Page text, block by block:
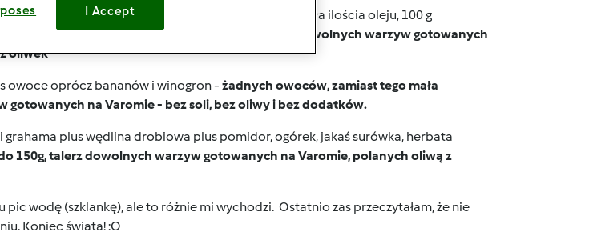
mięsa drobiowego gotowanego na parze lub z mała ilościa oleju, 100 g
ilość mięsa do 150g, zamiast ziemniaków talerz dowolnych warzyw gotowanych
oliwek
owoce oprócz bananów i winogron - żadnych owoców, zamiast tego mała
gotowanych na Varomie - bez soli, bez oliwy i bez dodatków.
grahama plus wędlina drobiowa plus pomidor, ogórek, jakaś surówka, herbata
150g, talerz dowolnych warzyw gotowanych na Varomie, polanych oliwą z
pic wodę (szklankę), ale to różnie mi wychodzi. Ostatnio zas przeczytałam, że nie
Koniec świata! :O
I Accept